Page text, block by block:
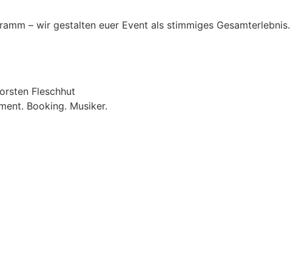
– wir gestalten euer Event als stimmiges Gesamterlebnis.
Fleschhut
Booking. Musiker.